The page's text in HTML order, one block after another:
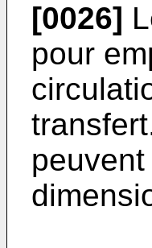
[0026]
pour